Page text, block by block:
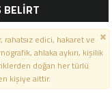
BELİRT
edici, hakaret ve
ahlaka aykırı, kişilik
doğan her türlü
kişiye aittir.